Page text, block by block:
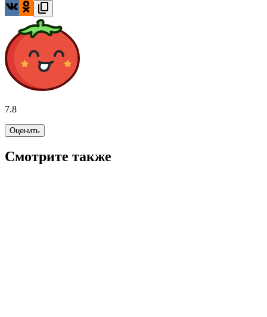
7.8
Оценить
Смотрите также